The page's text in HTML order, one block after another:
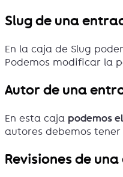
Slug de una
En la caja de Slug
Podemos modificar la
Autor de una
En esta caja podemos
autores debemos
Revisiones de